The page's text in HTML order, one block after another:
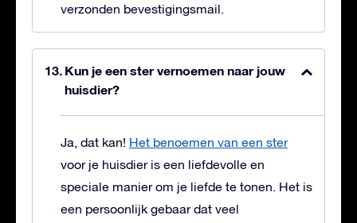
verzonden bevestigingsmail.
Kun je een ster vernoemen naar jouw
huisdier?
Ja, dat kan! Het benoemen van een ster
voor je huisdier is een liefdevolle en
speciale manier om je liefde te tonen. Het is
een persoonlijk gebaar dat veel